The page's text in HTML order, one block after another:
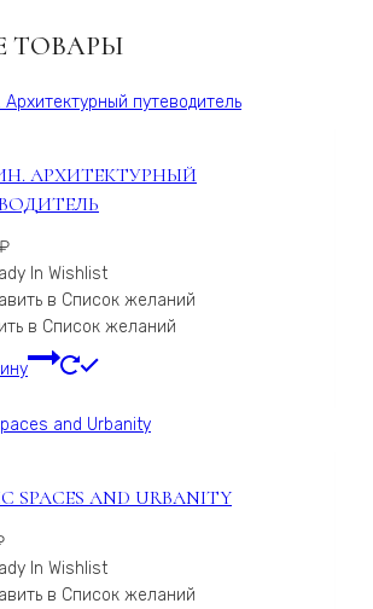
ТОВАРЫ
АРХИТЕКТУРНЫЙ
₽
в Список желаний
SPACES AND URBANITY